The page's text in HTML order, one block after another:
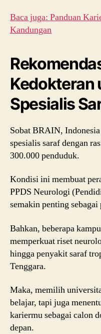
Baca juga: Panduan
Kandungan
Kedokteran
Spesialis
Sobat BRAIN,
spesialis saraf dengan
300.000 penduduk.
Kondisi ini membuat
PPDS Neurologi
semakin penting
Bahkan, beberapa
memperkuat riset
hingga penyakit saraf
Tenggara.
Maka, memilih
belajar, tapi juga
kariermu sebagai calon
depan.